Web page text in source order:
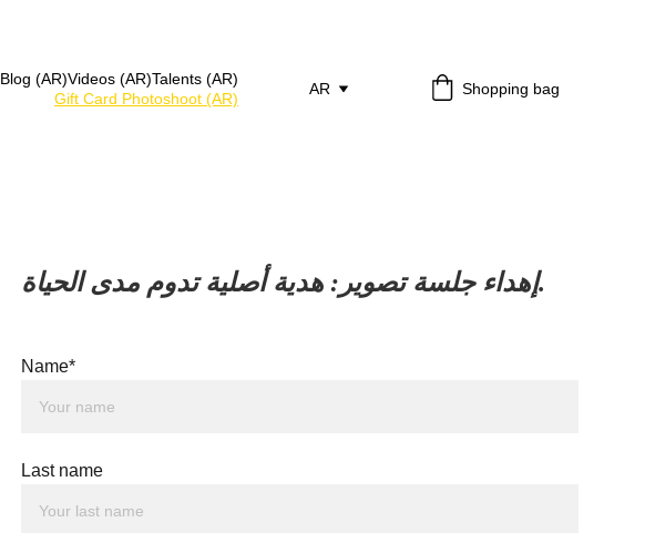
Blog (AR)Videos (AR)Talents (AR)
Gift Card Photoshoot (AR)
AR Shopping bag
إهداء جلسة تصوير: هدية أصلية تدوم مدى الحياة.
Name*
Last name